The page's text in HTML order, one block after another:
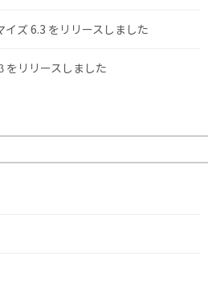
ズ 6.3 をリリースしました
をリリースしました